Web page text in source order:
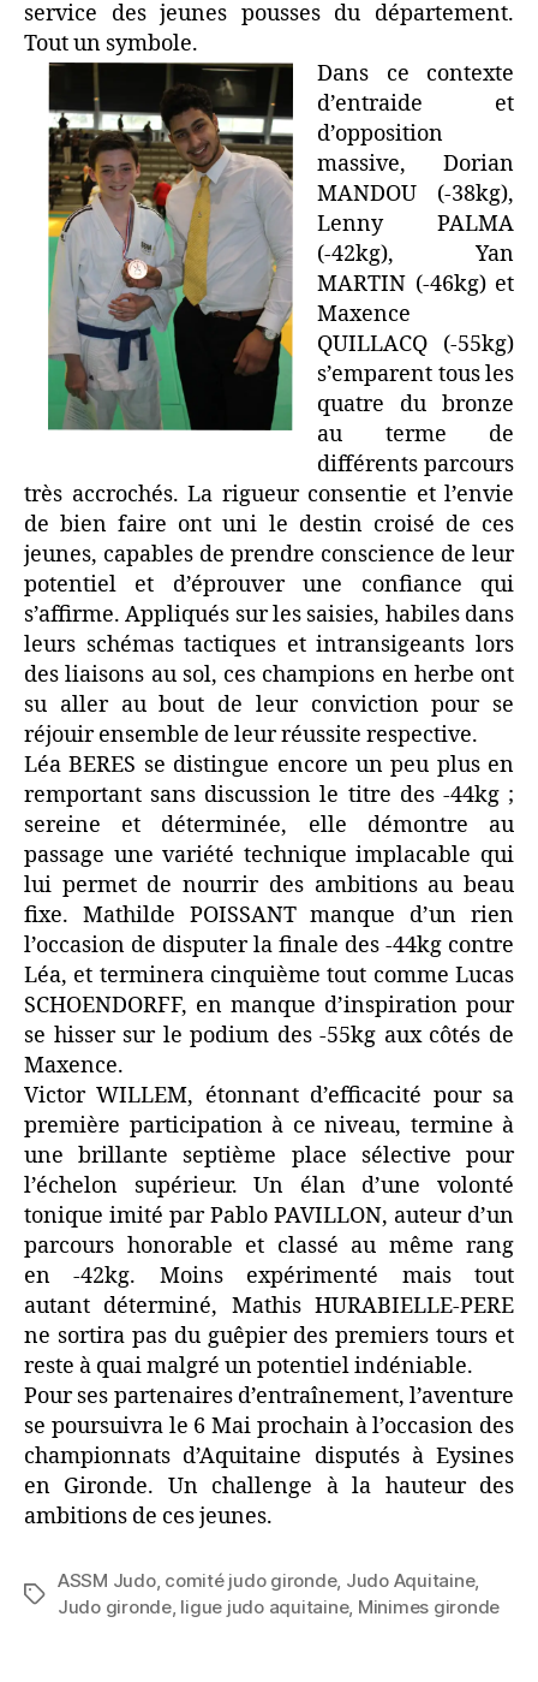
service des jeunes pousses du département.
Tout un symbole.
Dans ce contexte
d’entraide et
d’opposition
massive, Dorian
MANDOU (-38kg),
Lenny PALMA
(-42kg), Yan
MARTIN (-46kg) et
Maxence
QUILLACQ (-55kg)
s’emparent tous les
quatre du bronze
au terme de
différents parcours
très accrochés. La rigueur consentie et l’envie
de bien faire ont uni le destin croisé de ces
jeunes, capables de prendre conscience de leur
potentiel et d’éprouver une confiance qui
s’affirme. Appliqués sur les saisies, habiles dans
leurs schémas tactiques et intransigeants lors
des liaisons au sol, ces champions en herbe ont
su aller au bout de leur conviction pour se
réjouir ensemble de leur réussite respective.
Léa BERES se distingue encore un peu plus en
remportant sans discussion le titre des -44kg ;
sereine et déterminée, elle démontre au
passage une variété technique implacable qui
lui permet de nourrir des ambitions au beau
fixe. Mathilde POISSANT manque d’un rien
l’occasion de disputer la finale des -44kg contre
Léa, et terminera cinquième tout comme Lucas
SCHOENDORFF, en manque d’inspiration pour
se hisser sur le podium des -55kg aux côtés de
Maxence.
Victor WILLEM, étonnant d’efficacité pour sa
première participation à ce niveau, termine à
une brillante septième place sélective pour
l’échelon supérieur. Un élan d’une volonté
tonique imité par Pablo PAVILLON, auteur d’un
parcours honorable et classé au même rang
en -42kg. Moins expérimenté mais tout
autant déterminé, Mathis HURABIELLE-PERE
ne sortira pas du guêpier des premiers tours et
reste à quai malgré un potentiel indéniable.
Pour ses partenaires d’entraînement, l’aventure
se poursuivra le 6 Mai prochain à l’occasion des
championnats d’Aquitaine disputés à Eysines
en Gironde. Un challenge à la hauteur des
ambitions de ces jeunes.
ASSM Judo, comité judo gironde, Judo Aquitaine,
Judo gironde, ligue judo aquitaine, Minimes gironde